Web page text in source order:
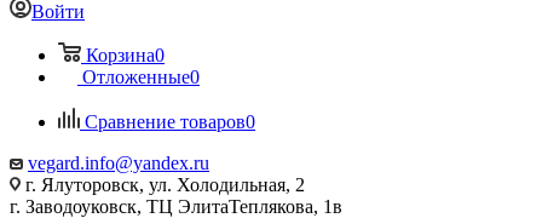
Войти
Корзина0
Отложенные0
Сравнение товаров0
vegard.info@yandex.ru
г. Ялуторовск, ул. Холодильная, 2
г. Заводоуковск, ​ТЦ Элита​Теплякова, 1в